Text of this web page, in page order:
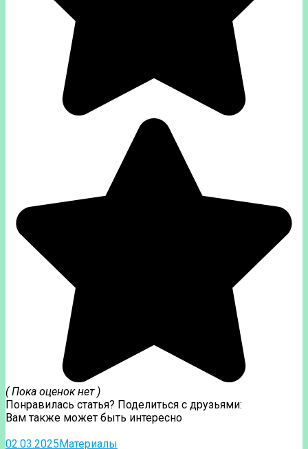
( Пока оценок нет )
Понравилась статья? Поделиться с друзьями:
Вам также может быть интересно
02.03.2025 Материалы